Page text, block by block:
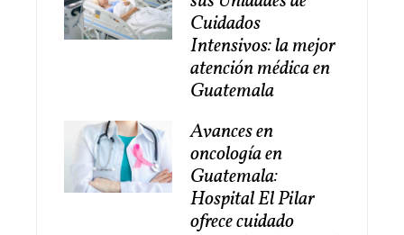
Cuidados
Intensivos: la mejor
atención médica en
Guatemala
Avances en
oncología en
Guatemala:
Hospital El Pilar
ofrece cuidado